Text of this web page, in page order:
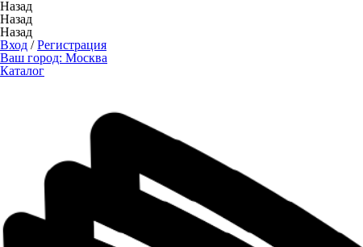
Назад
Назад
Назад
Вход /Регистрация
Ваш город: Москва
Каталог